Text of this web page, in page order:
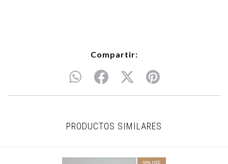
Compartir:
PRODUCTOS SIMILARES